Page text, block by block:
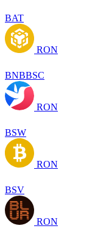
BAT
RON
BNBBSC
RON
BSW
RON
BSV
RON